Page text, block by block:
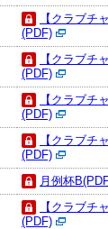
【クラブチ
(PDF)
【クラブチ
(PDF)
【クラブチ
(PDF)
【クラブチ
(PDF)
月例杯
【クラブチ
(PDF)